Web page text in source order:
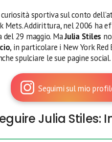
sportiva sul conto
Mets. Addirittura, nel 2006 ha
29 maggio. MaJulia Stiles
, in particolare i New York Red
spulciare le sue pagine social.
Seguimi sul mio
Julia Stiles: